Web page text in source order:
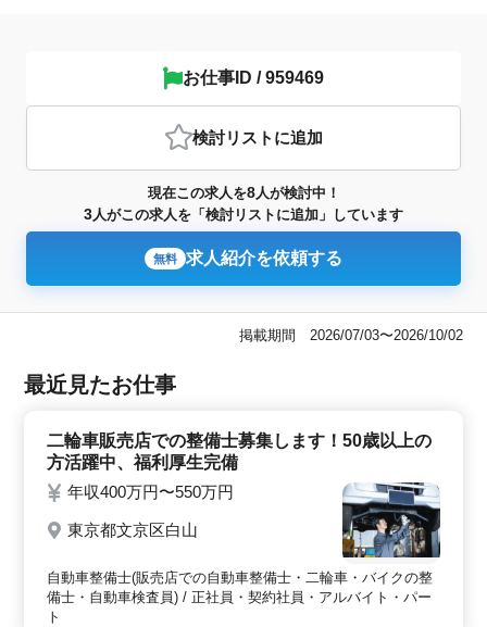
お仕事ID / 959469
検討リスト に追加
現在この求人を8人が検討中！
3人がこの求人を「検討リストに追加」しています
無料 求人紹介を依頼する
掲載期間 2026/07/03〜2026/10/02
最近見たお仕事
二輪車販売店での整備士募集します！50歳以上の
方活躍中、福利厚生完備
年収400万円〜550万円
東京都文京区白山
自動車整備士(販売店での自動車整備士・二輪車・バイクの整
備士・自動車検査員) / 正社員・契約社員・アルバイト・パー
ト